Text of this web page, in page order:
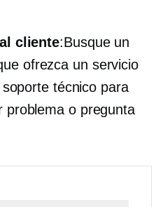
cliente:Busque un
ofrezca un servicio
técnico para
problema o pregunta